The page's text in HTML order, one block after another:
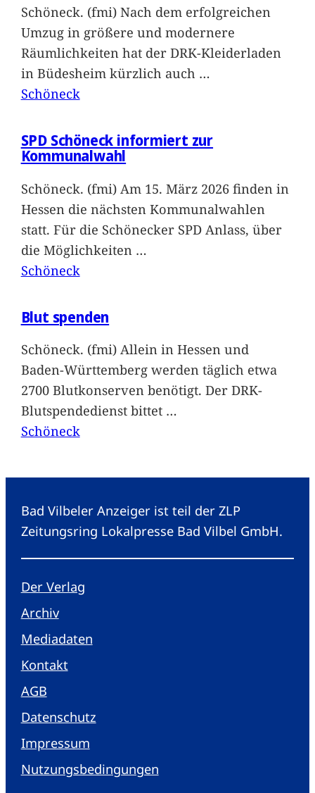
Schöneck. (fmi) Nach dem erfolgreichen
Umzug in größere und modernere
Räumlichkeiten hat der DRK-Kleiderladen
in Büdesheim kürzlich auch …
Schöneck
SPD Schöneck informiert zur
Kommunalwahl
Schöneck. (fmi) Am 15. März 2026 finden in
Hessen die nächsten Kommunalwahlen
statt. Für die Schönecker SPD Anlass, über
die Möglichkeiten …
Schöneck
Blut spenden
Schöneck. (fmi) Allein in Hessen und
Baden-Württemberg werden täglich etwa
2700 Blutkonserven benötigt. Der DRK-
Blutspendedienst bittet …
Schöneck
Bad Vilbeler Anzeiger ist teil der ZLP
Zeitungsring Lokalpresse Bad Vilbel GmbH.
Der Verlag
Archiv
Mediadaten
Kontakt
AGB
Datenschutz
Impressum
Nutzungsbedingungen